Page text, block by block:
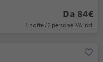
Da 84€
1 notte / 2 persone IVA incl.